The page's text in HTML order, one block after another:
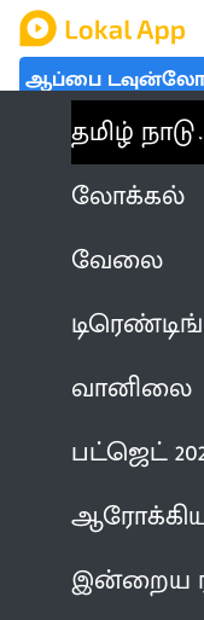
ஆப்பை
தமிழ் நாடு
லோக்கல்
வேலை
டிரெண்டிங்
வானிலை
பட்ஜெட்
இன்றைய